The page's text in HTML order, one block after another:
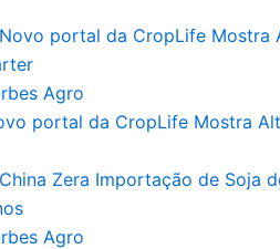
Agro
portal da CropLife Mostra
Agro